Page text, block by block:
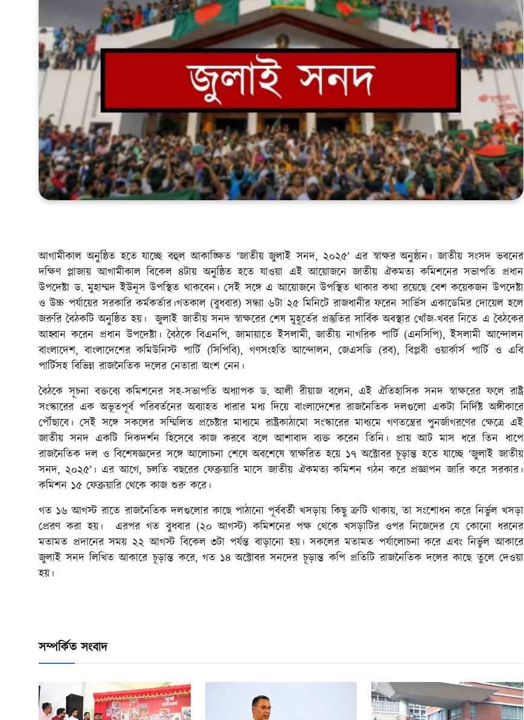
আগামীকাল অনুষ্ঠিত হতে যাচ্ছে বহুল আকাঙ্ক্ষিত ‘জাতীয় জুলাই সনদ, ২০২৫’ এর স্বাক্ষর অনুষ্ঠান। জাতীয় সংসদ ভবনের
দক্ষিণ প্লাজায় আগামীকাল বিকেল ৪টায় অনুষ্ঠিত হতে যাওয়া এই আয়োজনে জাতীয় ঐকমত্য কমিশনের সভাপতি প্রধান
উপদেষ্টা ড. মুহাম্মদ ইউনূস উপস্থিত থাকবেন। সেই সঙ্গে এ আয়োজনে উপস্থিত থাকার কথা রয়েছে বেশ কয়েকজন উপদেষ্টা
ও উচ্চ পর্যায়ের সরকারি কর্মকর্তার।গতকাল (বুধবার) সন্ধ্যা ৬টা ২৫ মিনিটে রাজধানীর ফরেন সার্ভিস একাডেমির দোয়েল হলে
জরুরি বৈঠকটি অনুষ্ঠিত হয়। জুলাই জাতীয় সনদ স্বাক্ষরের শেষ মুহূর্তের প্রস্তুতির সার্বিক অবস্থার খোঁজ-খবর নিতে এ বৈঠকের
আহ্বান করেন প্রধান উপদেষ্টা। বৈঠকে বিএনপি, জামায়াতে ইসলামী, জাতীয় নাগরিক পার্টি (এনসিপি), ইসলামী আন্দোলন
বাংলাদেশ, বাংলাদেশের কমিউনিস্ট পার্টি (সিপিবি), গণসংহতি আন্দোলন, জেএসডি (রব), বিপ্লবী ওয়ার্কার্স পার্টি ও এবি
পার্টিসহ বিভিন্ন রাজনৈতিক দলের নেতারা অংশ নেন।
বৈঠকে সূচনা বক্তব্যে কমিশনের সহ-সভাপতি অধ্যাপক ড. আলী রীয়াজ বলেন, এই ঐতিহাসিক সনদ স্বাক্ষরের ফলে রাষ্ট্র
সংস্কারের এক অভূতপূর্ব পরিবর্তনের অব্যাহত ধারার মধ্য দিয়ে বাংলাদেশের রাজনৈতিক দলগুলো একটা নির্দিষ্ট অঙ্গীকারে
পৌঁছাবে। সেই সঙ্গে সকলের সম্মিলিত প্রচেষ্টার মাধ্যমে রাষ্ট্রকাঠামো সংস্কারের মাধ্যমে গণতন্ত্রের পুনর্জাগরণের ক্ষেত্রে এই
জাতীয় সনদ একটি দিকদর্শন হিসেবে কাজ করবে বলে আশাবাদ ব্যক্ত করেন তিনি। প্রায় আট মাস ধরে তিন ধাপে
রাজনৈতিক দল ও বিশেষজ্ঞদের সঙ্গে আলোচনা শেষে অবশেষে স্বাক্ষরিত হয়ে ১৭ অক্টোবর চূড়ান্ত হতে যাচ্ছে ‘জুলাই জাতীয়
সনদ, ২০২৫’। এর আগে, চলতি বছরের ফেব্রুয়ারি মাসে জাতীয় ঐকমত্য কমিশন গঠন করে প্রজ্ঞাপন জারি করে সরকার।
কমিশন ১৫ ফেব্রুয়ারি থেকে কাজ শুরু করে।
গত ১৬ আগস্ট রাতে রাজনৈতিক দলগুলোর কাছে পাঠানো পূর্ববর্তী খসড়ায় কিছু ত্রুটি থাকায়, তা সংশোধন করে নির্ভুল খসড়া
প্রেরণ করা হয়। এরপর গত বুধবার (২০ আগস্ট) কমিশনের পক্ষ থেকে খসড়াটির ওপর নিজেদের যে কোনো ধরনের
মতামত প্রদানের সময় ২২ আগস্ট বিকেল ৩টা পর্যন্ত বাড়ানো হয়। সকলের মতামত পর্যালোচনা করে এবং নির্ভুল আকারে
জুলাই সনদ লিখিত আকারে চূড়ান্ত করে, গত ১৪ অক্টোবর সনদের চূড়ান্ত কপি প্রতিটি রাজনৈতিক দলের কাছে তুলে দেওয়া
হয়।
সম্পর্কিত সংবাদ